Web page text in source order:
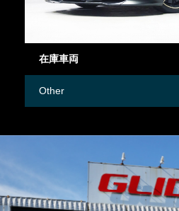
在庫車両
Other